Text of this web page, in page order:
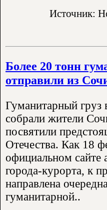
Источник:
Более 20 тонн
отправили из
Гуманитарный груз
собрали жители
посвятили
Отечества. Как 18
официальном сайте
города-курорта, к
направлена
гуманитарной..